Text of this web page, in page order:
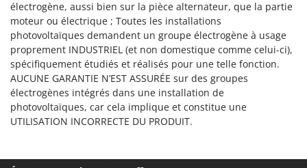
électrogène, aussi bien sur la pièce alternateur, que la partie
moteur ou électrique ; Toutes les installations
photovoltaïques demandent un groupe électrogène à usage
proprement INDUSTRIEL (et non domestique comme celui-ci),
spécifiquement étudiés et réalisés pour une telle fonction.
AUCUNE GARANTIE N’EST ASSURÉE sur des groupes
électrogènes intégrés dans une installation de
photovoltaïques, car cela implique et constitue une
UTILISATION INCORRECTE DU PRODUIT.